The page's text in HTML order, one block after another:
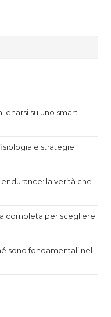
su uno smart
e strategie
la verità che
completa per scegliere
sono fondamentali nel